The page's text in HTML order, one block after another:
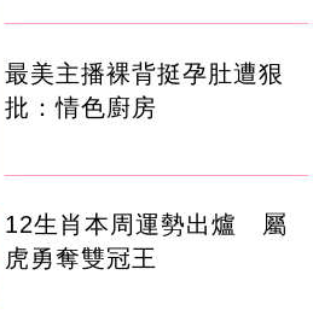
最美主播裸背挺孕肚遭狠
批：情色廚房
12生肖本周運勢出爐 屬
虎勇奪雙冠王